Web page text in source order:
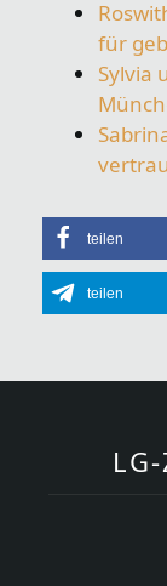
für
Sylvia
teilen
teilen